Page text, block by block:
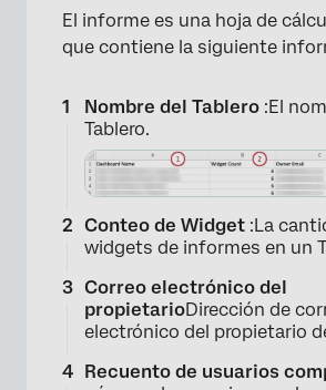
El informe es una hoja de
que contiene la siguiente
Nombre del Tablero :El
Tablero.
Conteo de Widget :La
widgets de informes en un
Correo electrónico del
propietarioDirección de
electrónico del propietario
Recuento de usuarios